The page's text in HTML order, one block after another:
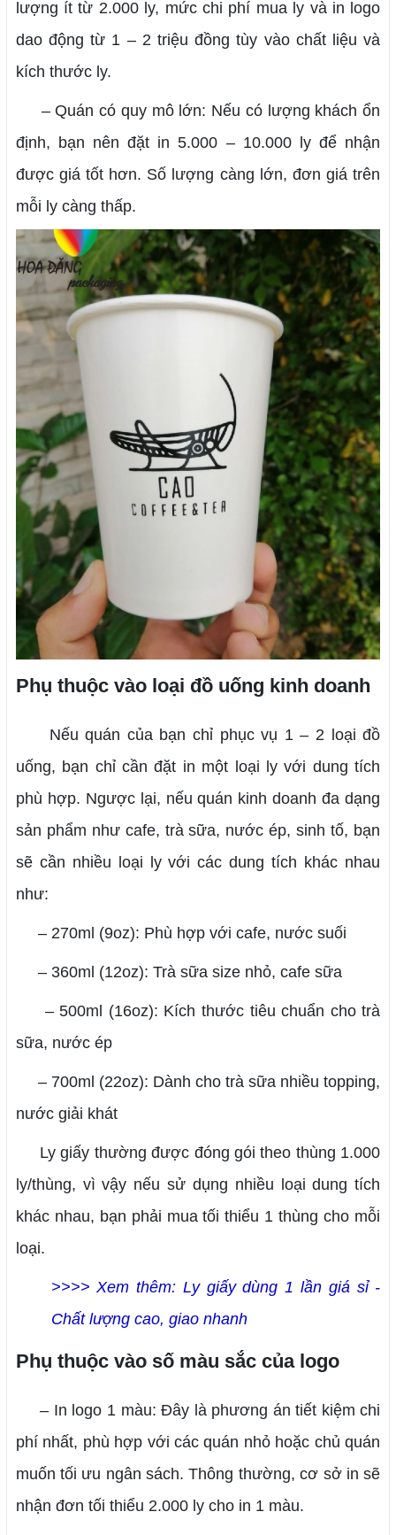
lượng ít từ 2.000 ly, mức chi phí mua ly và in logo
dao động từ 1 – 2 triệu đồng tùy vào chất liệu và
kích thước ly.
– Quán có quy mô lớn: Nếu có lượng khách ổn
định, bạn nên đặt in 5.000 – 10.000 ly để nhận
được giá tốt hơn. Số lượng càng lớn, đơn giá trên
mỗi ly càng thấp.
Phụ thuộc vào loại đồ uống kinh doanh
Nếu quán của bạn chỉ phục vụ 1 – 2 loại đồ
uống, bạn chỉ cần đặt in một loại ly với dung tích
phù hợp. Ngược lại, nếu quán kinh doanh đa dạng
sản phẩm như cafe, trà sữa, nước ép, sinh tố, bạn
sẽ cần nhiều loại ly với các dung tích khác nhau
như:
– 270ml (9oz): Phù hợp với cafe, nước suối
– 360ml (12oz): Trà sữa size nhỏ, cafe sữa
– 500ml (16oz): Kích thước tiêu chuẩn cho trà
sữa, nước ép
– 700ml (22oz): Dành cho trà sữa nhiều topping,
nước giải khát
Ly giấy thường được đóng gói theo thùng 1.000
ly/thùng, vì vậy nếu sử dụng nhiều loại dung tích
khác nhau, bạn phải mua tối thiểu 1 thùng cho mỗi
loại.
>>>> Xem thêm: Ly giấy dùng 1 lần giá sỉ -
Chất lượng cao, giao nhanh
Phụ thuộc vào số màu sắc của logo
– In logo 1 màu: Đây là phương án tiết kiệm chi
phí nhất, phù hợp với các quán nhỏ hoặc chủ quán
muốn tối ưu ngân sách. Thông thường, cơ sở in sẽ
nhận đơn tối thiểu 2.000 ly cho in 1 màu.